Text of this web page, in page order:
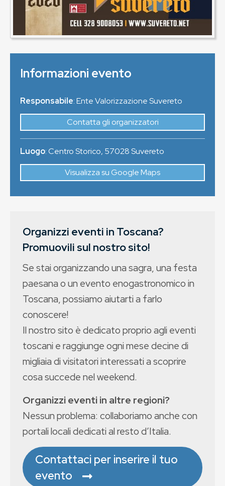
Informazioni evento
Responsabile: Ente Valorizzazione Suvereto
Contatta gli organizzatori
Luogo:Centro Storico, 57028Suvereto
Visualizza su Google Maps
Organizzi eventi in Toscana?
Promuovili sul nostro sito!
Se stai organizzando una sagra, una festa
paesana o un evento enogastronomico in
Toscana, possiamo aiutarti a farlo
conoscere!
Il nostro sito è dedicato proprio agli eventi
toscani e raggiunge ogni mese decine di
migliaia di visitatori interessati a scoprire
cosa succede nel weekend.
Organizzi eventi in altre regioni?
Nessun problema: collaboriamo anche con
portali locali dedicati al resto d’Italia.
Contattaci per inserire il tuo
evento